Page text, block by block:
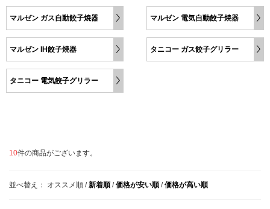
マルゼン ガス自動餃子焼器 マルゼン 電気自動餃子焼器
マルゼン IH餃子焼器 タニコー ガス餃子グリラー
タニコー 電気餃子グリラー
10件の商品がございます。
並べ替え： オススメ順 /新着順 /価格が安い順 /価格が高い順